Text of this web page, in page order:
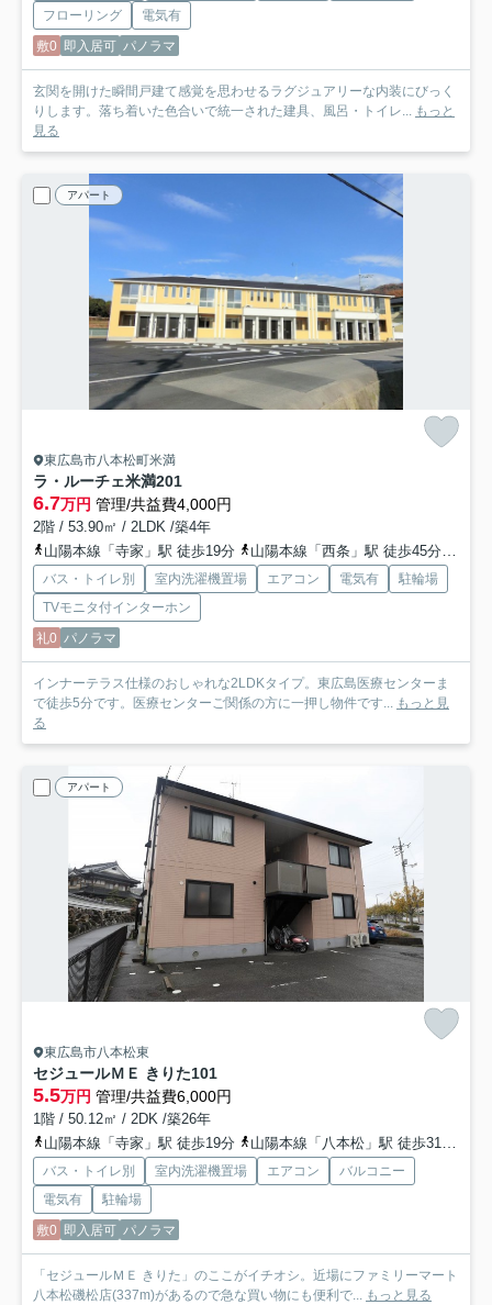
フローリング
電気有
敷0 即入居可 パノラマ
玄関を開けた瞬間戸建て感覚を思わせるラグジュアリーな内装にびっく
りします。落ち着いた色合いで統一された建具、風呂・トイレ... もっと
見る
アパート
東広島市八本松町米満
ラ・ルーチェ米満201
6.7万円 管理/共益費4,000円
2階 / 53.90㎡ / 2LDK /築4年
山陽本線「寺家」駅 徒歩19分
山陽本線「西条」駅 徒歩45分車9分 4.0km
バス・トイレ別 室内洗濯機置場 エアコン 電気有
駐輪場
TVモニタ付インターホン
礼0 パノラマ
インナーテラス仕様のおしゃれな2LDKタイプ。東広島医療センターま
で徒歩5分です。医療センターご関係の方に一押し物件です... もっと見
る
アパート
東広島市八本松東
セジュールＭＥ きりた101
5.5万円 管理/共益費6,000円
1階 / 50.12㎡ / 2DK /築26年
山陽本線「寺家」駅 徒歩19分
山陽本線「八本松」駅 徒歩31分
バス・トイレ別 室内洗濯機置場 エアコン
バルコニー
電気有
駐輪場
敷0 即入居可 パノラマ
「セジュールＭＥ きりた」のここがイチオシ。近場にファミリーマート
八本松磯松店(337m)があるので急な買い物にも便利で... もっと見る